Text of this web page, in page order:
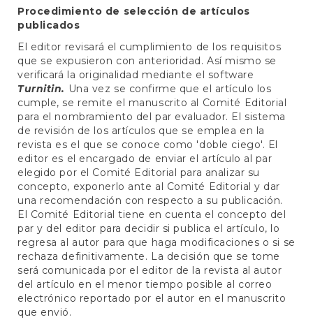
Procedimiento de selección de artículos
publicados
El editor revisará el cumplimiento de los requisitos
que se expusieron con anterioridad. Así mismo se
verificará la originalidad mediante el software
Turnitin. Una vez se confirme que el artículo los
cumple, se remite el manuscrito al Comité Editorial
para el nombramiento del par evaluador. El sistema
de revisión de los artículos que se emplea en la
revista es el que se conoce como 'doble ciego'. El
editor es el encargado de enviar el artículo al par
elegido por el Comité Editorial para analizar su
concepto, exponerlo ante al Comité Editorial y dar
una recomendación con respecto a su publicación.
El Comité Editorial tiene en cuenta el concepto del
par y del editor para decidir si publica el artículo, lo
regresa al autor para que haga modificaciones o si se
rechaza definitivamente. La decisión que se tome
será comunicada por el editor de la revista al autor
del artículo en el menor tiempo posible al correo
electrónico reportado por el autor en el manuscrito
que envió.